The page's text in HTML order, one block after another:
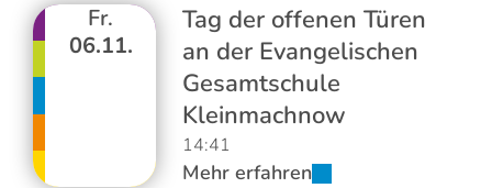
Fr.
06.11.
Tag der offenen Türen
an der Evangelischen
Gesamtschule
Kleinmachnow
14:41
Mehr erfahren